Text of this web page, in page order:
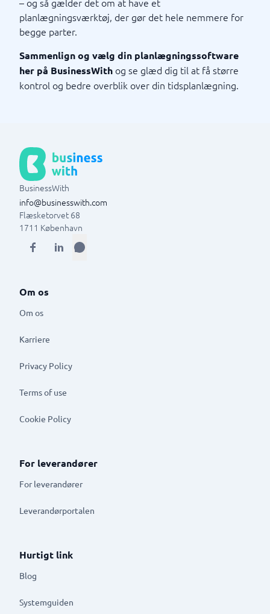
planlægningsværktøj, der gør det hele nemmere for
begge parter.
Sammenlign og vælg din planlægningssoftware
her på BusinessWith og se glæd dig til at få større
kontrol og bedre overblik over din tidsplanlægning.
BusinessWith
info@businesswith.com
Flæsketorvet 68
1711 København
Om os
Om os
Karriere
Privacy Policy
Terms of use
Cookie Policy
For leverandører
For leverandører
Leverandørportalen
Hurtigt link
Blog
Systemguiden